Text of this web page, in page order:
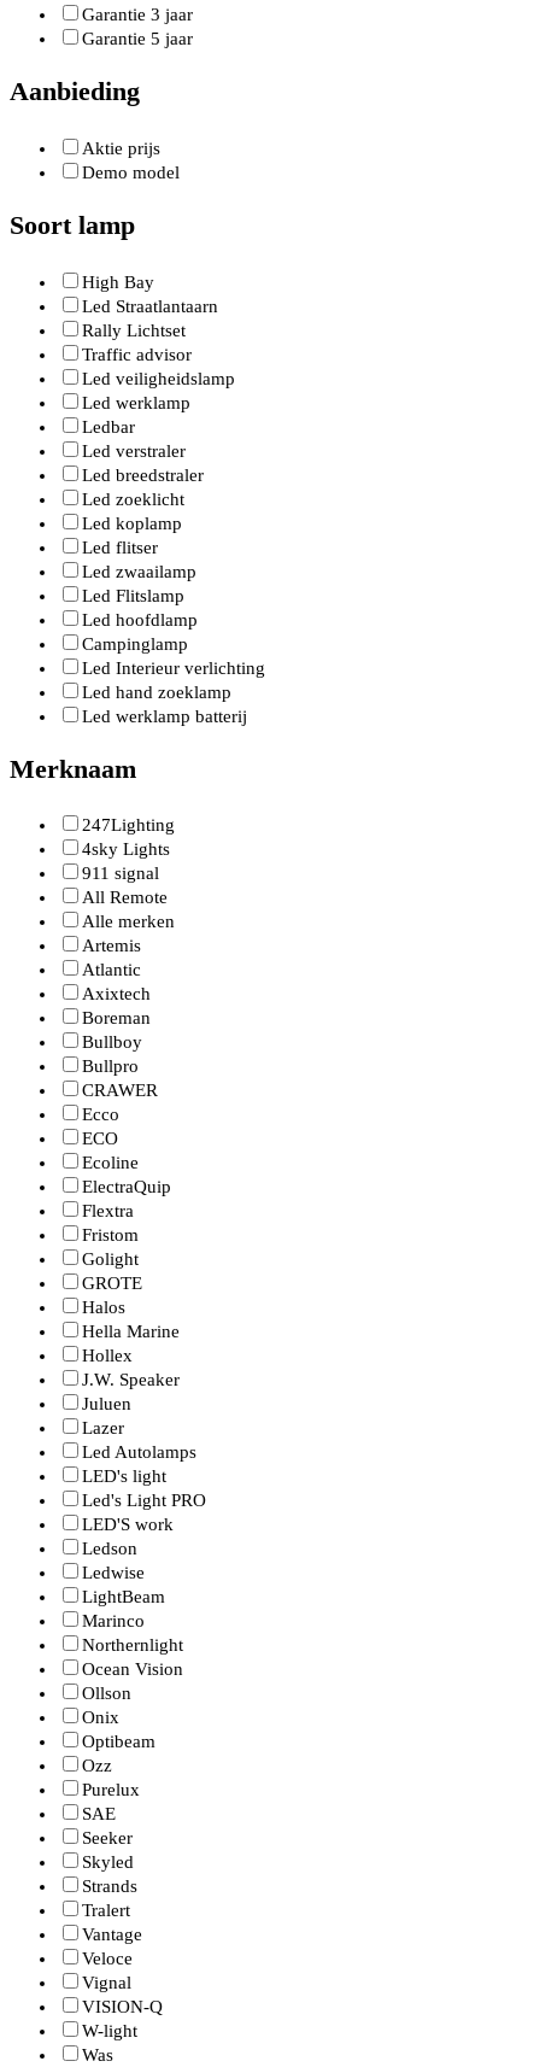
Garantie 3 jaar
Garantie 5 jaar
Aanbieding
Aktie prijs
Demo model
Soort lamp
High Bay
Led Straatlantaarn
Rally Lichtset
Traffic advisor
Led veiligheidslamp
Led werklamp
Ledbar
Led verstraler
Led breedstraler
Led zoeklicht
Led koplamp
Led flitser
Led zwaailamp
Led Flitslamp
Led hoofdlamp
Campinglamp
Led Interieur verlichting
Led hand zoeklamp
Led werklamp batterij
Merknaam
247Lighting
4sky Lights
911 signal
All Remote
Alle merken
Artemis
Atlantic
Axixtech
Boreman
Bullboy
Bullpro
CRAWER
Ecco
ECO
Ecoline
ElectraQuip
Flextra
Fristom
Golight
GROTE
Halos
Hella Marine
Hollex
J.W. Speaker
Juluen
Lazer
Led Autolamps
LED's light
Led's Light PRO
LED'S work
Ledson
Ledwise
LightBeam
Marinco
Northernlight
Ocean Vision
Ollson
Onix
Optibeam
Ozz
Purelux
SAE
Seeker
Skyled
Strands
Tralert
Vantage
Veloce
Vignal
VISION-Q
W-light
Was